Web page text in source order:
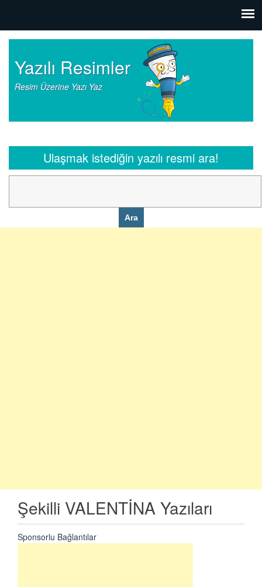
Yazılı Resimler
Resim Üzerine Yazı Yaz
Ulaşmak istediğin yazılı resmi ara!
Şekilli VALENTİNA Yazıları
Sponsorlu Bağlantılar